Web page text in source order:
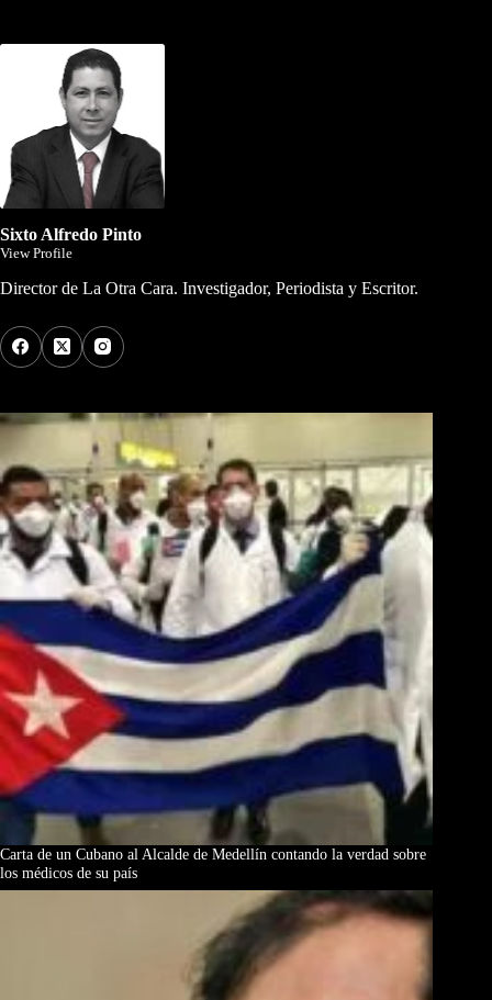
Sixto Alfredo Pinto
View Profile
Director de La Otra Cara. Investigador, Periodista y Escritor.
Carta de un Cubano al Alcalde de Medellín contando la verdad sobre
los médicos de su país